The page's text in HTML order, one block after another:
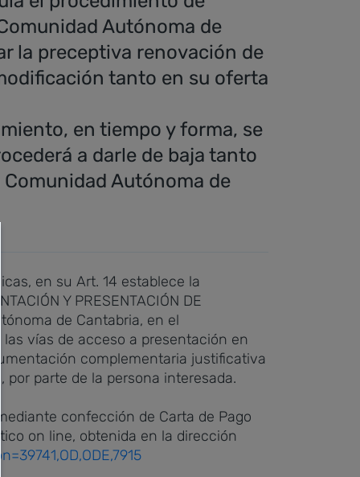
Autónoma de
la preceptiva renovación de
tanto en su oferta
en tiempo y forma, se
a darle de baja tanto
Autónoma de
en su Art. 14 establece la
Y PRESENTACIÓN DE
de Cantabria, en el
vías de acceso a presentación en
complementaria justificativa
parte de la persona interesada.
confección de Carta de Pago
on line, obtenida en la dirección